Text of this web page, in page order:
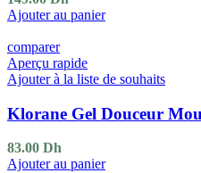
Ajouter au panier
comparer
Aperçu rapide
Ajouter à la liste de souhaits
Klorane Gel Douceur
83.00 Dh
Ajouter au panier